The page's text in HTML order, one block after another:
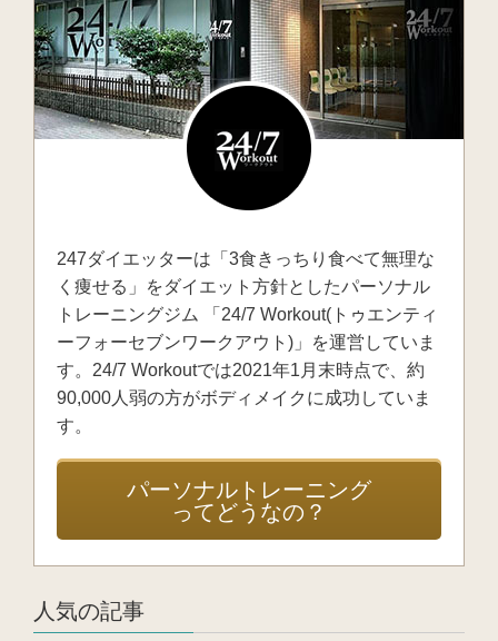
247ダイエッターは「3食きっちり食べて無理な
く痩せる」をダイエット方針としたパーソナル
トレーニングジム 「24/7 Workout(トゥエンティ
ーフォーセブンワークアウト)」を運営していま
す。24/7 Workoutでは2021年1月末時点で、約
90,000人弱の方がボディメイクに成功していま
す。
パーソナルトレーニング
ってどうなの？
人気の記事